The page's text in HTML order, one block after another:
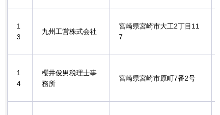
1
3
九州工営株式会社
宮崎県宮崎市大工2丁目11
7
1
4
櫻井俊男税理士事
務所
宮崎県宮崎市原町7番2号